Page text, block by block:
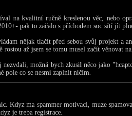
na kvalitní ručně kreslenou věc, nebo
pak to začalo s příchodem soc sítí jít
nějak tlačit před sebou svůj projekt a
rostou až jsem se tomu musel začít věnovat
možná bych zkusil něco jako
pole co se nesmí zaplnit ničím.
Kdyz ma spammer motivaci, muze
je treba registrace.